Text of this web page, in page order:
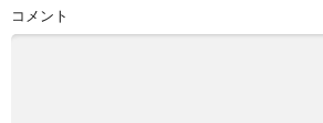
コメント